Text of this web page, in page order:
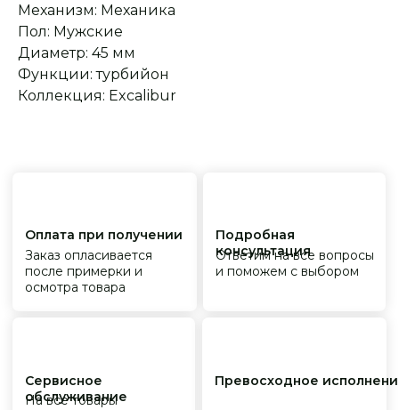
Механизм: Механика
Пол: Мужские
Диаметр: 45 мм
Функции: турбийон
Коллекция: Excalibur
Сервисное
обслуживание
На все товары
распространяется
гарантийные
обязательства
Превосходное исполнение